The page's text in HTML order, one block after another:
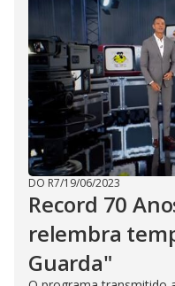
DO R7/19/06/2023
Record 70
relembra
Guarda"